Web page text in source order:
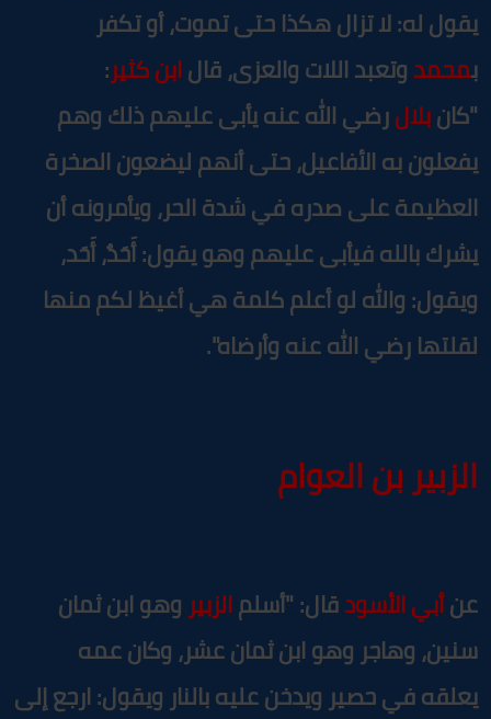
له: لا تزال هكذا حتى تموت، أو تكفر
محمدوتعبد اللات والعزى، قالابن كثير:
بلالرضي الله عنه يأبى عليهم ذلك وهم
به الأفاعيل، حتى أنهم ليضعون الصخرة
على صدره في شدة الحر، ويأمرونه أن
بالله فيأبى عليهم وهو يقول: أَحَدٌ، أَحَد،
والله لو أعلم كلمة هي أغيظ لكم منها
رضي الله عنه وأرضاه".
بن العوام
أبي الأسودقال: "أسلمالزبيروهو ابن ثمان
وهاجر وهو ابن ثمان عشر، وكان عمه
في حصير ويدخن عليه بالنار ويقول: ارجع إلى